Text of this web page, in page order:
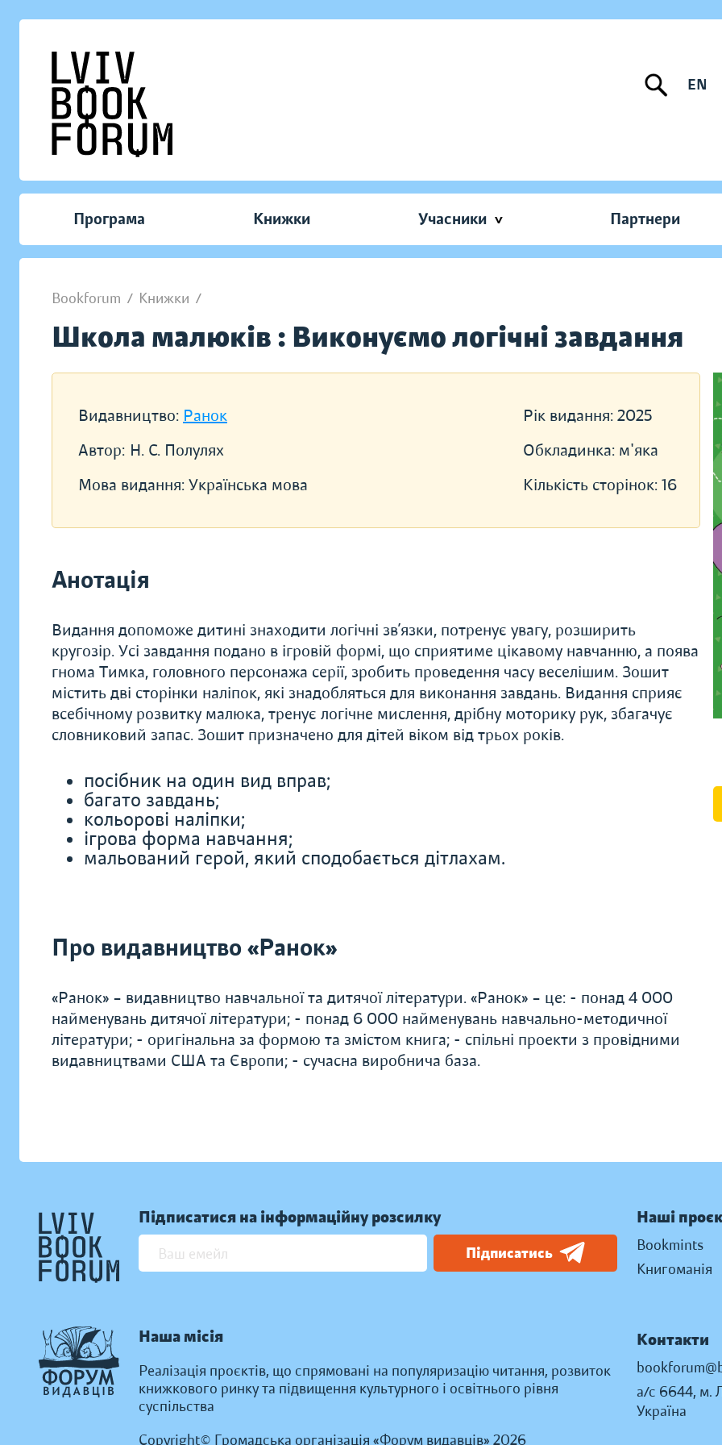
EN
Програма Книжки Учасники Партнери
Bookforum / Книжки /
Школа малюків : Виконуємо логічні завдання
Видавництво: Ранок
Автор: Н. С. Полулях
Мова видання: Українська мова
Рік видання: 2025
Обкладинка: м'яка
Кількість сторінок: 16
Анотація
Видання допоможе дитині знаходити логічні зв’язки, потренує увагу, розширить
кругозір. Усі завдання подано в ігровій формі, що сприятиме цікавому навчанню, а поява
гнома Тимка, головного персонажа серії, зробить проведення часу веселішим. Зошит
містить дві сторінки наліпок, які знадобляться для виконання завдань. Видання сприяє
всебічному розвитку малюка, тренує логічне мислення, дрібну моторику рук, збагачує
словниковий запас. Зошит призначено для дітей віком від трьох років.
посібник на один вид вправ;
багато завдань;
кольорові наліпки;
ігрова форма навчання;
мальований герой, який сподобається дітлахам.
Про видавництво «Ранок»
«Ранок» – видавництво навчальної та дитячої літератури. «Ранок» – це: - понад 4 000
найменувань дитячої літератури; - понад 6 000 найменувань навчально-методичної
літератури; - оригінальна за формою та змістом книга; - спільні проекти з провідними
видавництвами США та Європи; - сучасна виробнича база.
Підписатися на інформаційну розсилку
Підписатись
Наша місія
Реалізація проєктів, що спрямовані на популяризацію читання, розвиток
книжкового ринку та підвищення культурного і освітнього рівня
суспільства
Copyright© Громадська організація «Форум видавців» 2026
Наші
Bookmints
Книгоманія
Контакти
а/с 6644, м.
Україна